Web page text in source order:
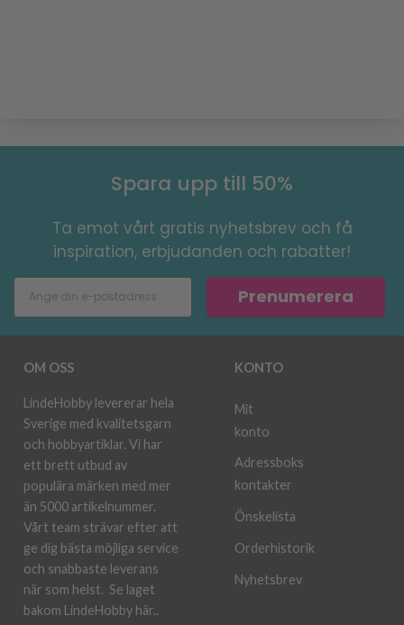
Spara upp till 50%
Ta emot vårt gratis nyhetsbrev och få
inspiration, erbjudanden och rabatter!
Prenumerera
OM OSS
LindeHobby levererar hela
Sverige med kvalitetsgarn
och hobbyartiklar. Vi har
ett brett utbud av
populära märken med mer
än 5000 artikelnummer.
Vårt team strävar efter att
ge dig bästa möjliga service
och snabbaste leverans
när som helst. Se laget
bakom LindeHobby här..
KONTO
Mit
konto
Adressboks
kontakter
Önskelista
Orderhistorik
Nyhetsbrev